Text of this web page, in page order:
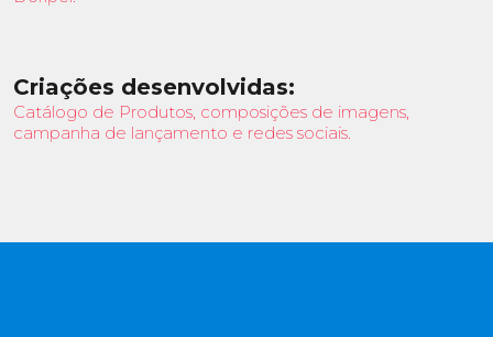
Criações desenvolvidas:
Catálogo de Produtos, composições de imagens,
campanha de lançamento e redes sociais.